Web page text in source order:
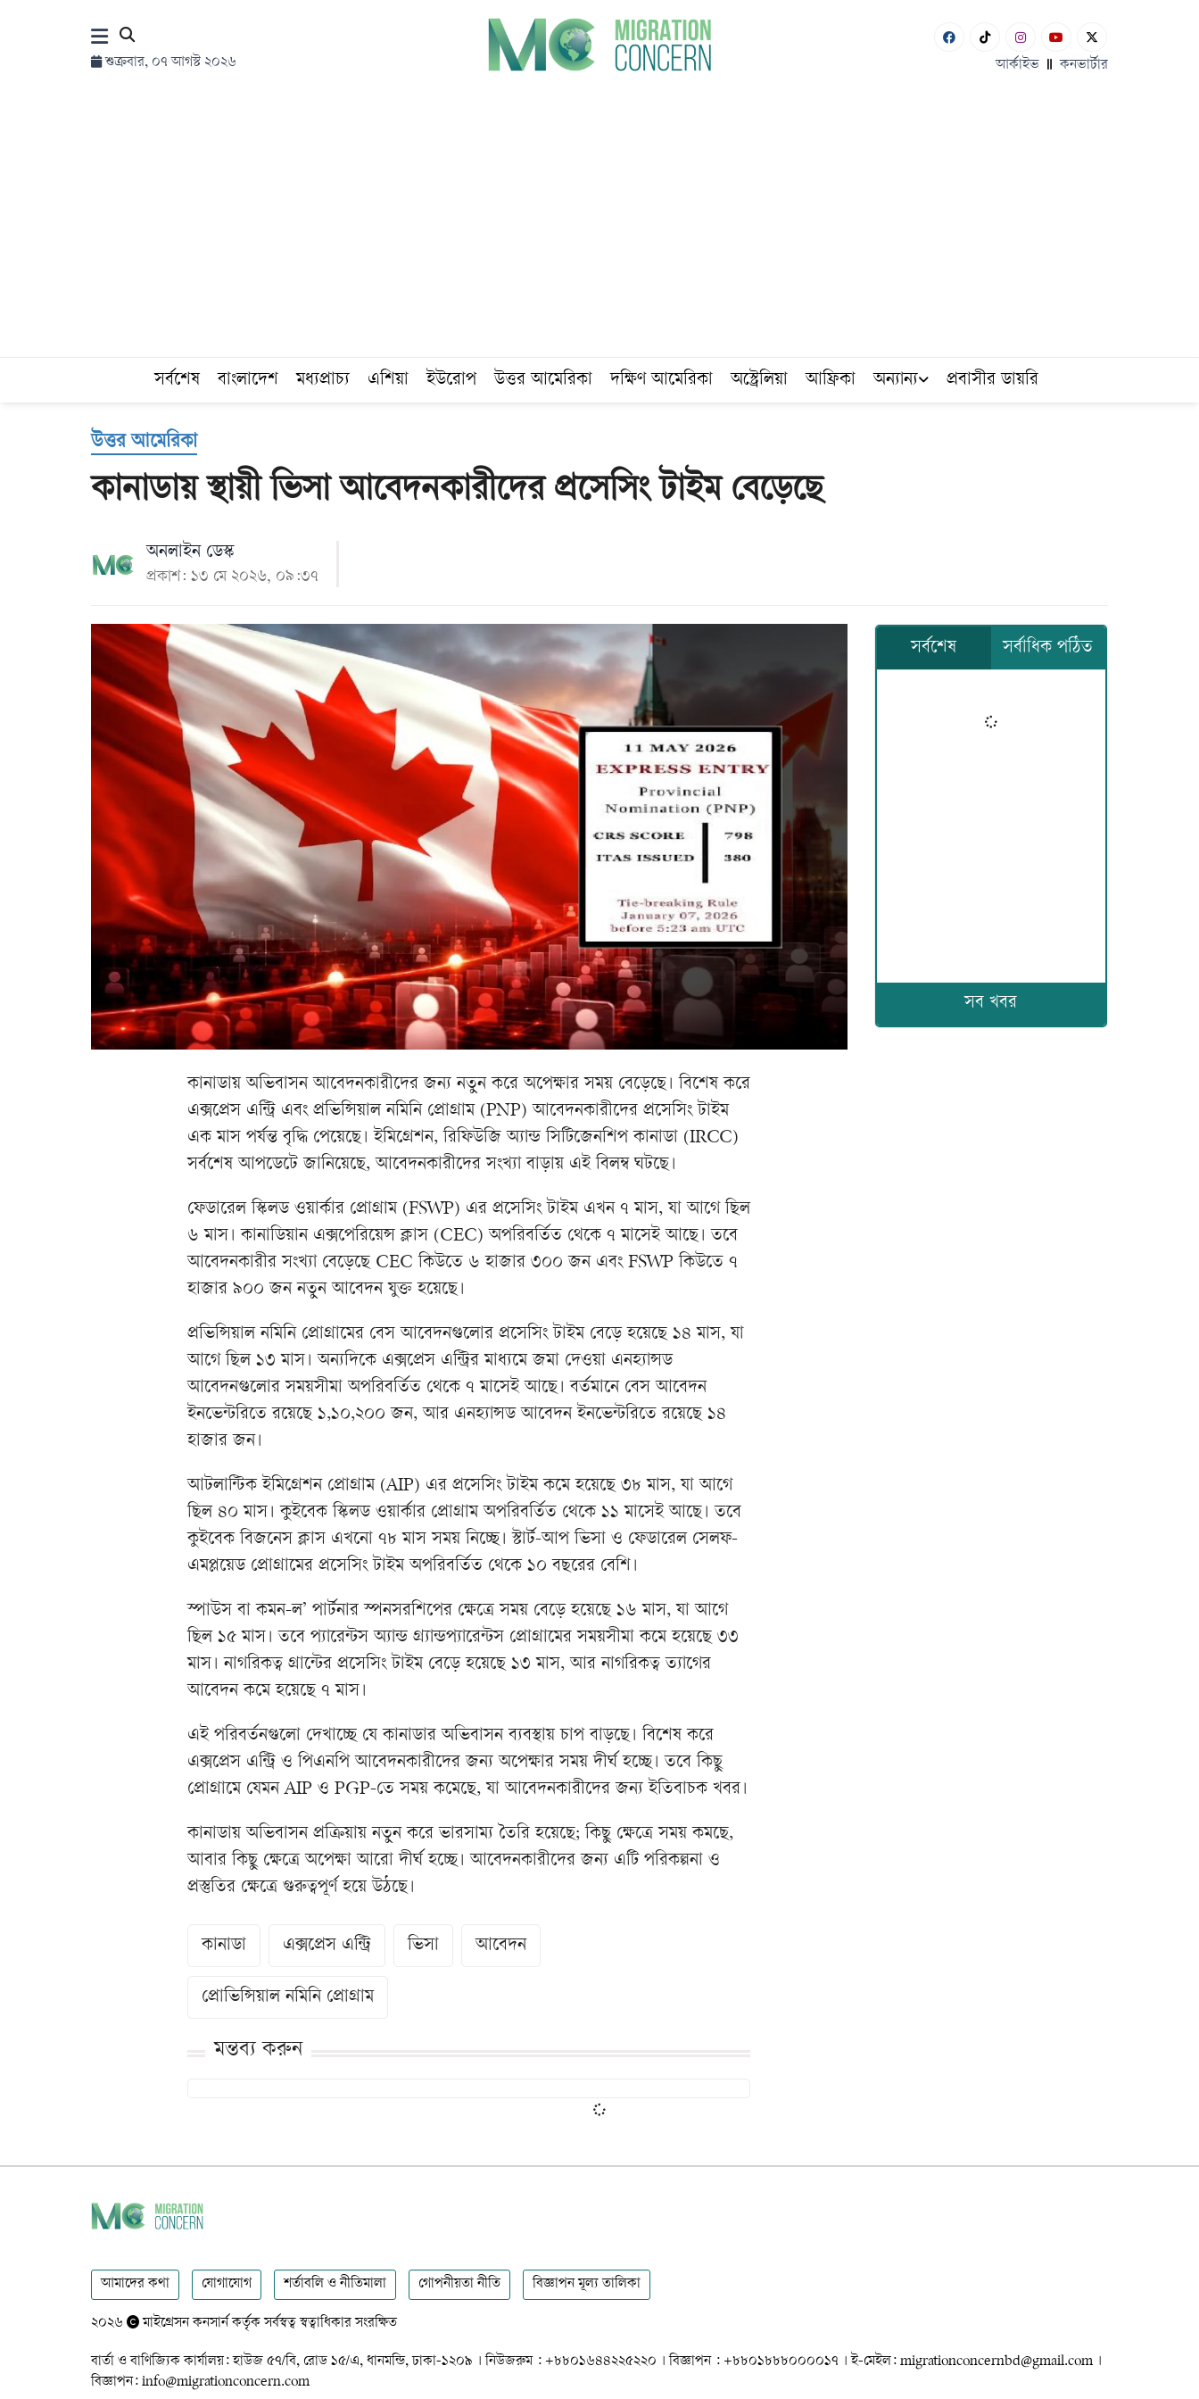
শুক্রবার, ০৭ আগস্ট ২০২৬ আর্কাইভ কনভার্টার
সর্বশেষ বাংলাদেশ মধ্যপ্রাচ্য এশিয়া ইউরোপ উত্তর আমেরিকা দক্ষিণ আমেরিকা অস্ট্রেলিয়া আফ্রিকা অন্যান্য প্রবাসীর ডায়রি
উত্তর আমেরিকা
কানাডায় স্থায়ী ভিসা আবেদনকারীদের প্রসেসিং টাইম বেড়েছে
অনলাইন ডেস্ক
প্রকাশ: ১৩ মে ২০২৬, ০৯:৩৭
কানাডায় অভিবাসন আবেদনকারীদের জন্য নতুন করে অপেক্ষার সময় বেড়েছে। বিশেষ করে
এক্সপ্রেস এন্ট্রি এবং প্রভিন্সিয়াল নমিনি প্রোগ্রাম (PNP) আবেদনকারীদের প্রসেসিং টাইম
এক মাস পর্যন্ত বৃদ্ধি পেয়েছে। ইমিগ্রেশন, রিফিউজি অ্যান্ড সিটিজেনশিপ কানাডা (IRCC)
সর্বশেষ আপডেটে জানিয়েছে, আবেদনকারীদের সংখ্যা বাড়ায় এই বিলম্ব ঘটছে।
ফেডারেল স্কিলড ওয়ার্কার প্রোগ্রাম (FSWP) এর প্রসেসিং টাইম এখন ৭ মাস, যা আগে ছিল
৬ মাস। কানাডিয়ান এক্সপেরিয়েন্স ক্লাস (CEC) অপরিবর্তিত থেকে ৭ মাসেই আছে। তবে
আবেদনকারীর সংখ্যা বেড়েছে CEC কিউতে ৬ হাজার ৩০০ জন এবং FSWP কিউতে ৭
হাজার ৯০০ জন নতুন আবেদন যুক্ত হয়েছে।
প্রভিন্সিয়াল নমিনি প্রোগ্রামের বেস আবেদনগুলোর প্রসেসিং টাইম বেড়ে হয়েছে ১৪ মাস, যা
আগে ছিল ১৩ মাস। অন্যদিকে এক্সপ্রেস এন্ট্রির মাধ্যমে জমা দেওয়া এনহ্যান্সড
আবেদনগুলোর সময়সীমা অপরিবর্তিত থেকে ৭ মাসেই আছে। বর্তমানে বেস আবেদন
ইনভেন্টরিতে রয়েছে ১,১০,২০০ জন, আর এনহ্যান্সড আবেদন ইনভেন্টরিতে রয়েছে ১৪
হাজার জন।
আটলান্টিক ইমিগ্রেশন প্রোগ্রাম (AIP) এর প্রসেসিং টাইম কমে হয়েছে ৩৮ মাস, যা আগে
ছিল ৪০ মাস। কুইবেক স্কিলড ওয়ার্কার প্রোগ্রাম অপরিবর্তিত থেকে ১১ মাসেই আছে। তবে
কুইবেক বিজনেস ক্লাস এখনো ৭৮ মাস সময় নিচ্ছে। স্টার্ট-আপ ভিসা ও ফেডারেল সেলফ-
এমপ্লয়েড প্রোগ্রামের প্রসেসিং টাইম অপরিবর্তিত থেকে ১০ বছরের বেশি।
স্পাউস বা কমন-ল’ পার্টনার স্পনসরশিপের ক্ষেত্রে সময় বেড়ে হয়েছে ১৬ মাস, যা আগে
ছিল ১৫ মাস। তবে প্যারেন্টস অ্যান্ড গ্র্যান্ডপ্যারেন্টস প্রোগ্রামের সময়সীমা কমে হয়েছে ৩৩
মাস। নাগরিকত্ব গ্রান্টের প্রসেসিং টাইম বেড়ে হয়েছে ১৩ মাস, আর নাগরিকত্ব ত্যাগের
আবেদন কমে হয়েছে ৭ মাস।
এই পরিবর্তনগুলো দেখাচ্ছে যে কানাডার অভিবাসন ব্যবস্থায় চাপ বাড়ছে। বিশেষ করে
এক্সপ্রেস এন্ট্রি ও পিএনপি আবেদনকারীদের জন্য অপেক্ষার সময় দীর্ঘ হচ্ছে। তবে কিছু
প্রোগ্রামে যেমন AIP ও PGP-তে সময় কমেছে, যা আবেদনকারীদের জন্য ইতিবাচক খবর।
কানাডায় অভিবাসন প্রক্রিয়ায় নতুন করে ভারসাম্য তৈরি হয়েছে; কিছু ক্ষেত্রে সময় কমছে,
আবার কিছু ক্ষেত্রে অপেক্ষা আরো দীর্ঘ হচ্ছে। আবেদনকারীদের জন্য এটি পরিকল্পনা ও
প্রস্তুতির ক্ষেত্রে গুরুত্বপূর্ণ হয়ে উঠছে।
কানাডা এক্সপ্রেস এন্ট্রি ভিসা আবেদন
প্রোভিন্সিয়াল নমিনি প্রোগ্রাম
মন্তব্য করুন
সর্বশেষ সর্বাধিক পঠিত
সব খবর
আমাদের কথা যোগাযোগ শর্তাবলি ও নীতিমালা গোপনীয়তা নীতি বিজ্ঞাপন মূল্য তালিকা
২০২৬ মাইগ্রেসন কনসার্ন কর্তৃক সর্বস্বত্ব স্বত্বাধিকার সংরক্ষিত
বার্তা ও বাণিজ্যিক কার্যালয়: হাউজ ৫৭/বি, রোড ১৫/এ, ধানমন্ডি, ঢাকা-১২০৯ । নিউজরুম : +৮৮০১৬৪৪২২৫২২০ । বিজ্ঞাপন : +৮৮০১৮৮৮০০০০১৭ । ই-মেইল: migrationconcernbd@gmail.com ।
বিজ্ঞাপন: info@migrationconcern.com